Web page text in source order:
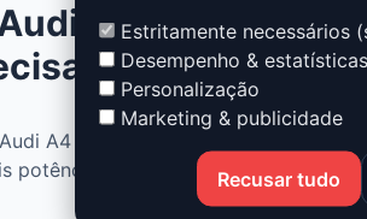
A4 - B5 -
saber
A4 - B5 - 1999-2001 1.9 TDI -
potência, mais torque e melhor
Estritamente necessários
Desempenho & estatísticas
Personalização
Marketing & publicidade
Recusar tudo